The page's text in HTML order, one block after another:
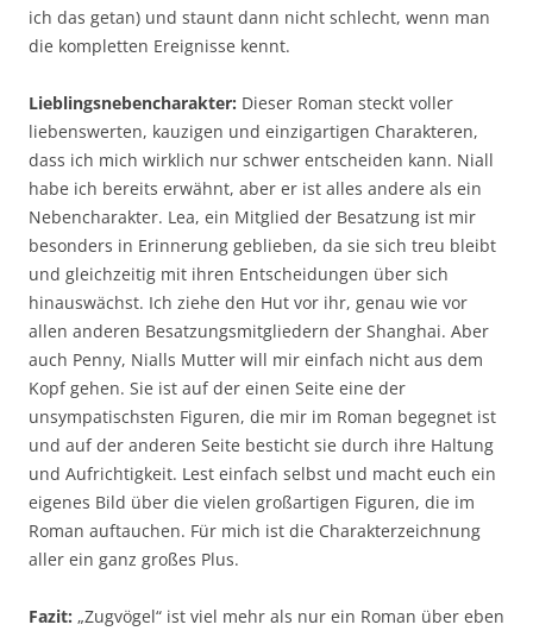
ich das getan) und staunt dann nicht schlecht, wenn man
die kompletten Ereignisse kennt.
Lieblingsnebencharakter: Dieser Roman steckt voller
liebenswerten, kauzigen und einzigartigen Charakteren,
dass ich mich wirklich nur schwer entscheiden kann. Niall
habe ich bereits erwähnt, aber er ist alles andere als ein
Nebencharakter. Lea, ein Mitglied der Besatzung ist mir
besonders in Erinnerung geblieben, da sie sich treu bleibt
und gleichzeitig mit ihren Entscheidungen über sich
hinauswächst. Ich ziehe den Hut vor ihr, genau wie vor
allen anderen Besatzungsmitgliedern der Shanghai. Aber
auch Penny, Nialls Mutter will mir einfach nicht aus dem
Kopf gehen. Sie ist auf der einen Seite eine der
unsympatischsten Figuren, die mir im Roman begegnet ist
und auf der anderen Seite besticht sie durch ihre Haltung
und Aufrichtigkeit. Lest einfach selbst und macht euch ein
eigenes Bild über die vielen großartigen Figuren, die im
Roman auftauchen. Für mich ist die Charakterzeichnung
aller ein ganz großes Plus.
Fazit: „Zugvögel“ ist viel mehr als nur ein Roman über eben